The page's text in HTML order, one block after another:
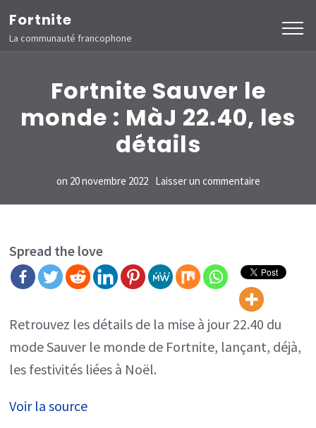
Aller
au
contenu
Fortnite
La communauté francophone
Fortnite Sauver le
monde : MàJ 22.40, les
détails
on 20 novembre 2022 Laisser un commentairesur
Fortnite
monde
:
Spread the love
Retrouvez les détails de la mise à jour 22.40 du
mode Sauver le monde de Fortnite, lançant, déjà,
les festivités liées à Noël.
Voir la source